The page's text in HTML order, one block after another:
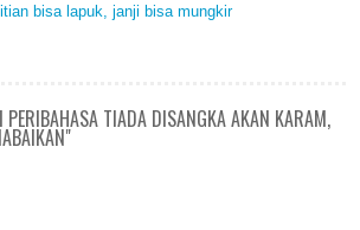
bisa lapuk, janji bisa mungkir
TIADA DISANGKA AKAN KARAM,